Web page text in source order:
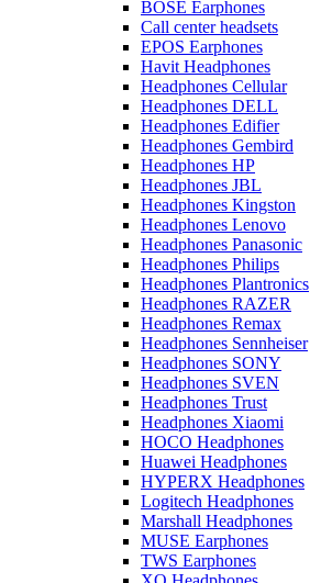
BOSE Earphones
Call center headsets
EPOS Earphones
Havit Headphones
Headphones Cellular
Headphones DELL
Headphones Edifier
Headphones Gembird
Headphones HP
Headphones JBL
Headphones Kingston
Headphones Lenovo
Headphones Panasonic
Headphones Philips
Headphones Plantronics
Headphones RAZER
Headphones Remax
Headphones Sennheiser
Headphones SONY
Headphones SVEN
Headphones Trust
Headphones Xiaomi
HOCO Headphones
Huawei Headphones
HYPERX Headphones
Logitech Headphones
Marshall Headphones
MUSE Earphones
TWS Earphones